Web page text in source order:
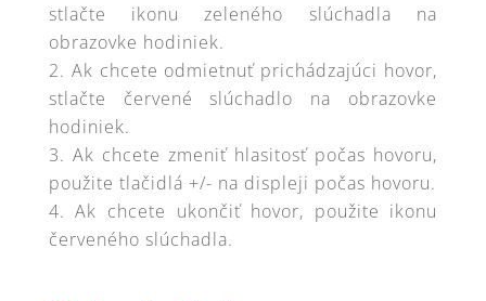
stlačte ikonu zeleného slúchadla na
obrazovke hodiniek.
Ak chcete odmietnuť prichádzajúci hovor,
stlačte červené slúchadlo na obrazovke
hodiniek.
Ak chcete zmeniť hlasitosť počas hovoru,
použite tlačidlá +/- na displeji počas hovoru.
Ak chcete ukončiť hovor, použite ikonu
červeného slúchadla.